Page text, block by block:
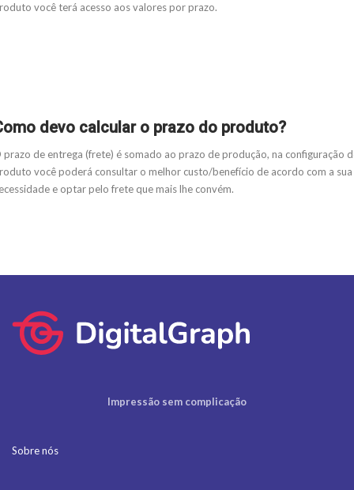
você terá acesso aos valores por prazo.
devo calcular o prazo do produto?
prazo de entrega (frete) é somado ao prazo de produção, na configuração
você poderá consultar o melhor custo/benefício de acordo com a sua
e optar pelo frete que mais lhe convém.
Impressão sem complicação
Sobre nós